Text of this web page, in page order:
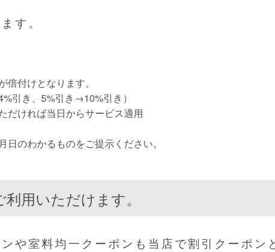
す。
付けとなります。
引き、5%引き→10%引き）
だければ当日からサービス適用
のわかるものをご提示ください。
用いただけます。
や室料均一クーポンも当店で割引クーポン